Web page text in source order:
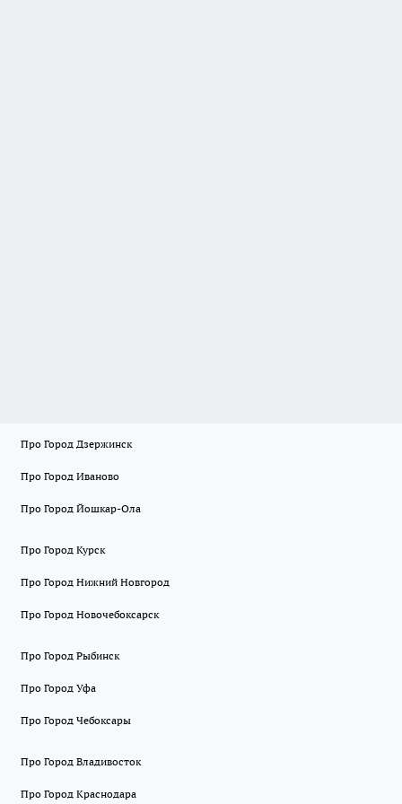
Про Город Дзержинск
Про Город Иваново
Про Город Йошкар-Ола
Про Город Курск
Про Город Нижний Новгород
Про Город Новочебоксарск
Про Город Рыбинск
Про Город Уфа
Про Город Чебоксары
Про Город Владивосток
Про Город Краснодара